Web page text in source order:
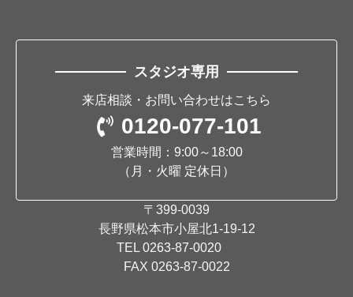
スタジオ専用
来店相談・お問い合わせはこちら
0120-077-101
営業時間：9:00～18:00
（月・火曜 定休日）
〒399-0039
長野県松本市小屋北1-19-12
TEL 0263-87-0020
FAX 0263-87-0022